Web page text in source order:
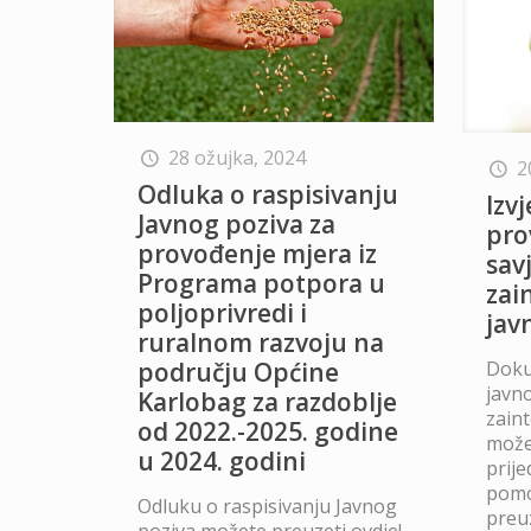
28 ožujka, 2024
Odluka o raspisivanju
Javnog poziva za
provođenje mjera iz
Programa potpora u
poljoprivredi i
ruralnom razvoju na
području Općine
Karlobag za razdoblje
od 2022.-2025. godine
u 2024. godini
Odluku o raspisivanju Javnog